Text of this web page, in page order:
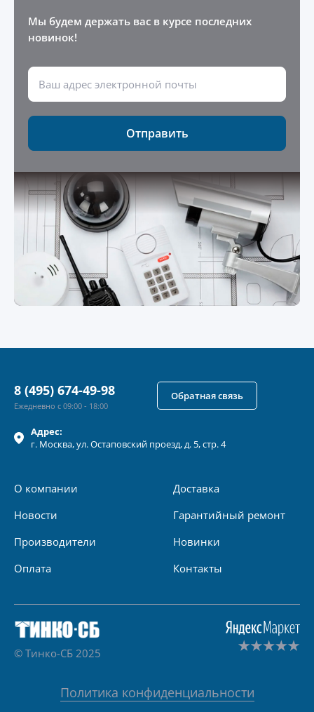
Мы будем держать вас в курсе последних
новинок!
Отправить
Адрес:
г. Москва, ул.Остаповский проезд, д. 5, стр. 4
О компании
Новости
Производители
Оплата
Доставка
Гарантийный ремонт
Новинки
Контакты
8 (495) 674-49-98
Ежедневно с 09:00 - 18:00
Обратная связь
© Тинко-СБ 2025
Политика конфиденциальности